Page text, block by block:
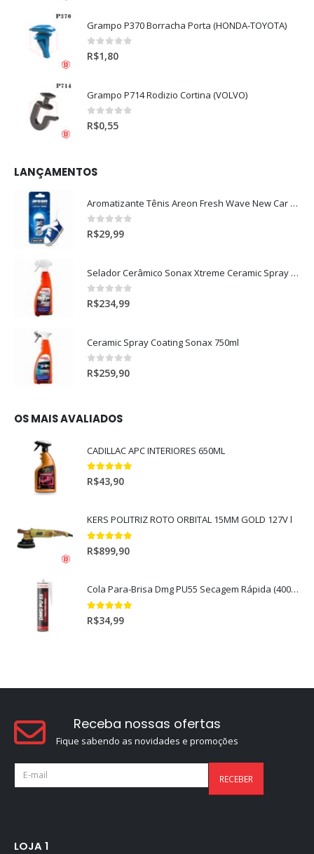
Grampo P370 Borracha Porta (HONDA-TOYOTA)
0out of 5
R$1,80
Grampo P714 Rodizio Cortina (VOLVO)
0out of 5
R$0,55
LANÇAMENTOS
Aromatizante Tênis Areon Fresh Wave New Car / Carro Novo
0out of 5
R$29,99
Selador Cerâmico Sonax Xtreme Ceramic Spray + Seal (750ml)
0out of 5
R$234,99
Ceramic Spray Coating Sonax 750ml
0out of 5
R$259,90
OS MAIS AVALIADOS
CADILLAC APC INTERIORES 650ML
5.00out of 5
R$43,90
KERS POLITRIZ ROTO ORBITAL 15MM GOLD 127V l
5.00out of 5
R$899,90
Cola Para-Brisa Dmg PU55 Secagem Rápida (400gr)
5.00out of 5
R$34,99
Receba nossas ofertas
Fique sabendo as novidades e promoções
LOJA 1